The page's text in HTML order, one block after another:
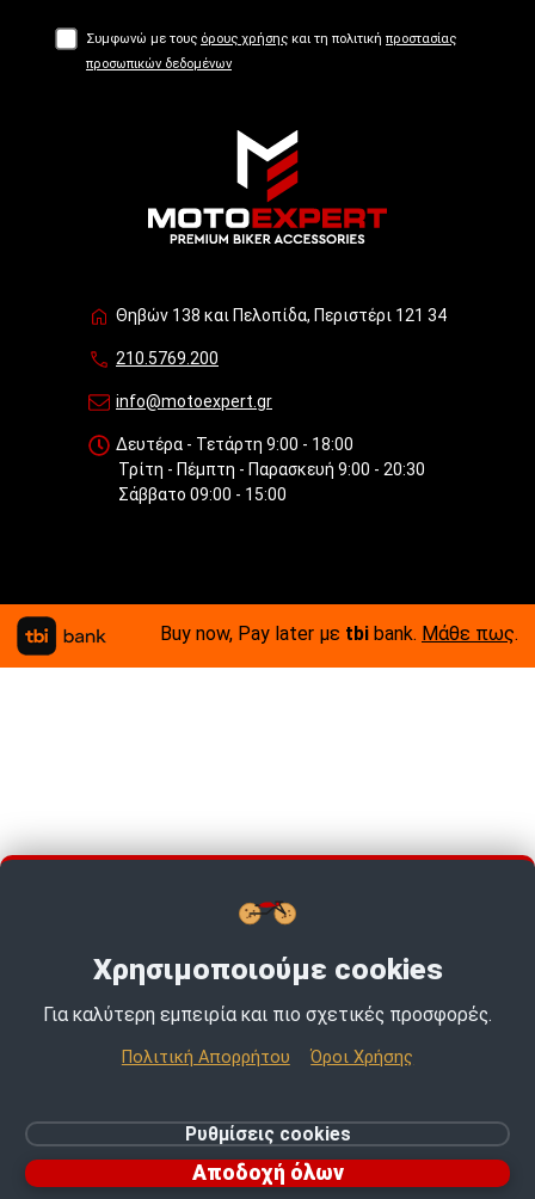
Συμφωνώ με τους όρους χρήσης και τη πολιτική προστασίας
προσωπικών δεδομένων
Θηβών 138 και Πελοπίδα, Περιστέρι 121 34
210.5769.200
info@motoexpert.gr
Δευτέρα - Τετάρτη 9:00 - 18:00
Τρίτη - Πέμπτη - Παρασκευή 9:00 - 20:30
Σάββατο 09:00 - 15:00
Buy now, Pay later με tbi bank. Μάθε πως.
© 2026 MotoExpert | All rights reserved.
Ρυθμίσεις cookies
Χρησιμοποιούμε cookies
Για καλύτερη εμπειρία και πιο σχετικές προσφορές.
Πολιτική Απορρήτου Όροι Χρήσης
Ρυθμίσεις cookies
Αποδοχή όλων